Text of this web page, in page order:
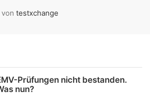
von testxchange
Prüfungen nicht bestanden.
nun?